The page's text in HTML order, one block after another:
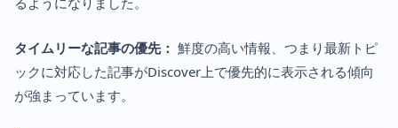
タイムリーな記事の優先： 鮮度の高い情報、つまり最新トピ
ックに対応した記事がDiscover上で優先的に表示される傾向
が強まっています。